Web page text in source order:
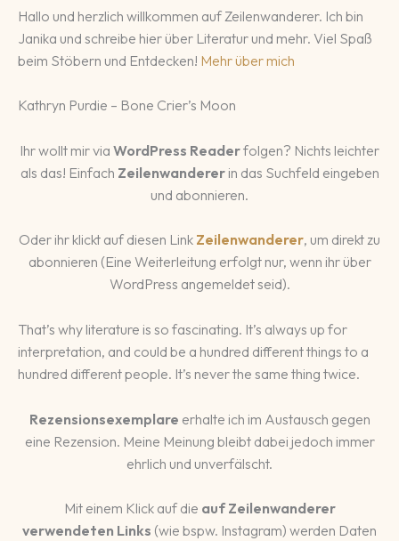
Hallo und herzlich willkommen auf Zeilenwanderer. Ich bin
Janika und schreibe hier über Literatur und mehr. Viel Spaß
beim Stöbern und Entdecken! Mehr über mich
Kathryn Purdie – Bone Crier’s Moon
Ihr wollt mir via WordPress Readerfolgen? Nichts leichter
als das! Einfach Zeilenwandererin das Suchfeld eingeben
und abonnieren.
Oder ihr klickt auf diesen Link Zeilenwanderer, um direkt zu
abonnieren (Eine Weiterleitung erfolgt nur, wenn ihr über
WordPress angemeldet seid).
That’s why literature is so fascinating. It’s always up for
interpretation, and could be a hundred different things to a
hundred different people. It’s never the same thing twice.
Rezensionsexemplare erhalte ich im Austausch gegen
eine Rezension. Meine Meinung bleibt dabei jedoch immer
ehrlich und unverfälscht.
Mit einem Klick auf die auf Zeilenwanderer
verwendeten Links (wie bspw. Instagram) werden Daten